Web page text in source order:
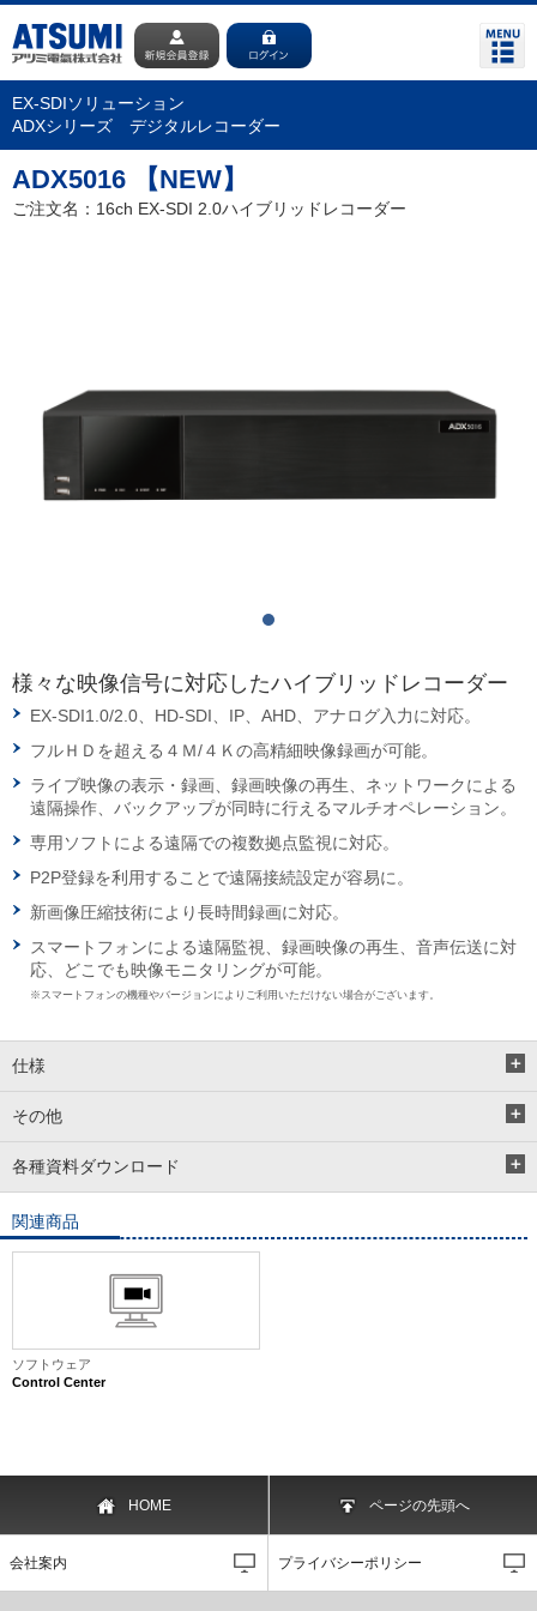
EX-SDIソリューション
ADXシリーズ デジタルレコーダー
ADX5016 【NEW】
ご注文名：16ch EX-SDI 2.0ハイブリッドレコーダー
様々な映像信号に対応したハイブリッドレコーダー
EX-SDI1.0/2.0、HD-SDI、IP、AHD、アナログ入力に対応。
フルＨＤを超える４Ｍ/４Ｋの高精細映像録画が可能。
ライブ映像の表示・録画、録画映像の再生、ネットワークによる
遠隔操作、バックアップが同時に行えるマルチオペレーション。
専用ソフトによる遠隔での複数拠点監視に対応。
P2P登録を利用することで遠隔接続設定が容易に。
新画像圧縮技術により長時間録画に対応。
スマートフォンによる遠隔監視、録画映像の再生、音声伝送に対
応、どこでも映像モニタリングが可能。
※スマートフォンの機種やバージョンによりご利用いただけない場合がございます。
仕様
その他
各種資料ダウンロード
関連商品
ソフトウェア
Control Center
HOME ページの先頭へ
会社案内 プライバシーポリシー